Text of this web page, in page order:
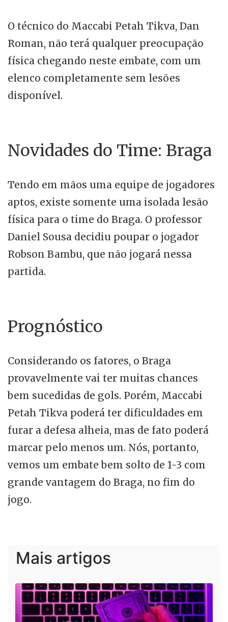
O técnico do Maccabi Petah Tikva, Dan
Roman, não terá qualquer preocupação
física chegando neste embate, com um
elenco completamente sem lesões
disponível.
Novidades do Time: Braga
Tendo em mãos uma equipe de jogadores
aptos, existe somente uma isolada lesão
física para o time do Braga. O professor
Daniel Sousa decidiu poupar o jogador
Robson Bambu, que não jogará nessa
partida.
Prognóstico
Considerando os fatores, o Braga
provavelmente vai ter muitas chances
bem sucedidas de gols. Porém, Maccabi
Petah Tikva poderá ter dificuldades em
furar a defesa alheia, mas de fato poderá
marcar pelo menos um. Nós, portanto,
vemos um embate bem solto de 1-3 com
grande vantagem do Braga, no fim do
jogo.
Mais artigos